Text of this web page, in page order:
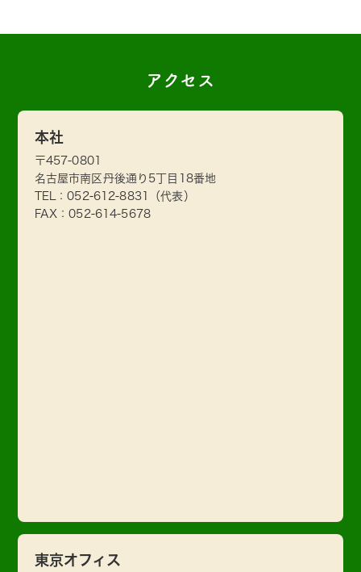
アクセス
本社
〒457-0801
名古屋市南区丹後通り5丁目18番地
TEL：052-612-8831
（代表）
FAX：052-614-5678
東京オフィス